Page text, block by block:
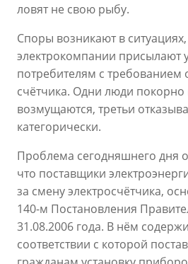
ловят не свою рыбу.
Споры возникают в ситуациях,
электрокомпании присылают
потребителям с требованием
счётчика. Одни люди покорно
возмущаются, третьи
категорически.
Проблема сегодняшнего дня
что поставщики
за смену электросчётчика,
140-м Постановления
31.08.2006 года. В нём
соответствии с которой